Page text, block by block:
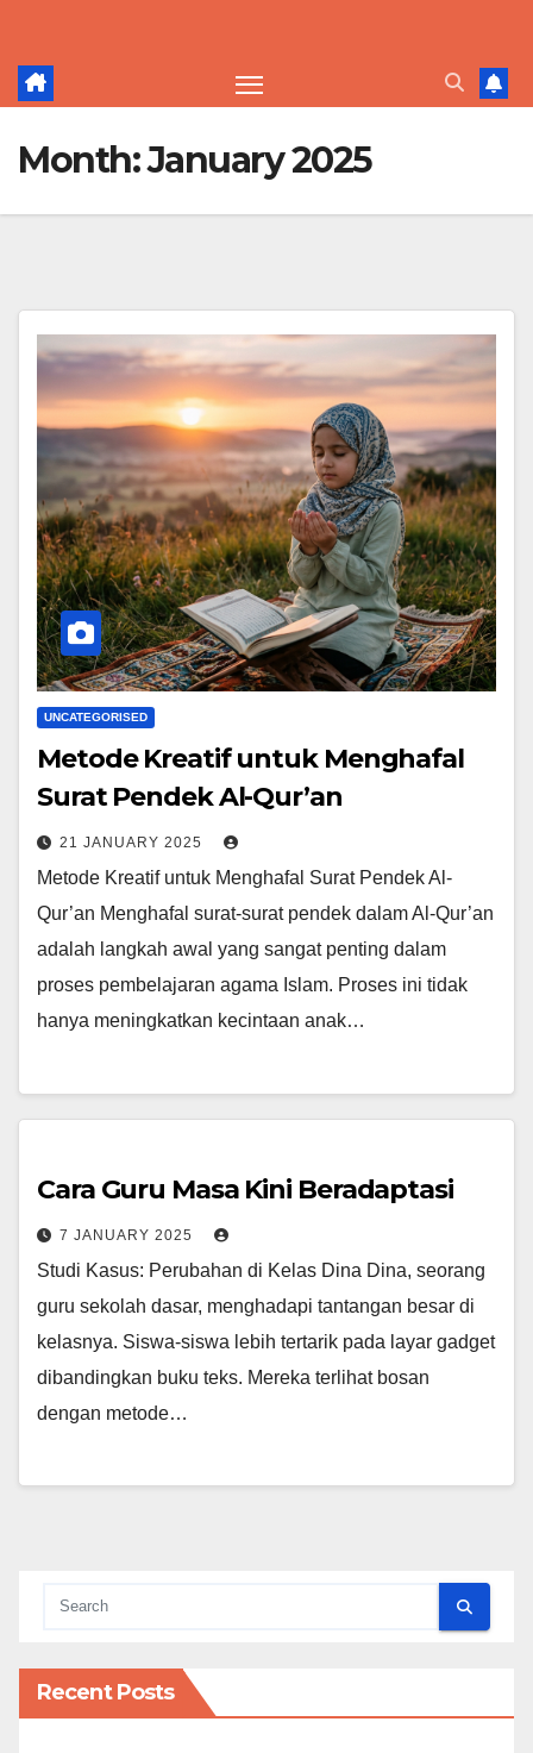
content
Month:January 2025
UNCATEGORISED
Metode Kreatif untuk Menghafal
Surat Pendek Al-Qur’an
21 JANUARY 2025
Metode Kreatif untuk Menghafal Surat Pendek Al-
Qur’an Menghafal surat-surat pendek dalam Al-Qur’an
adalah langkah awal yang sangat penting dalam
proses pembelajaran agama Islam. Proses ini tidak
hanya meningkatkan kecintaan anak…
Cara Guru Masa Kini Beradaptasi
7 JANUARY 2025
Studi Kasus: Perubahan di Kelas Dina Dina, seorang
guru sekolah dasar, menghadapi tantangan besar di
kelasnya. Siswa-siswa lebih tertarik pada layar gadget
dibandingkan buku teks. Mereka terlihat bosan
dengan metode…
Recent Posts